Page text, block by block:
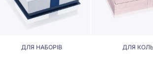
ДЛЯ НАБОРІВ ДЛЯ